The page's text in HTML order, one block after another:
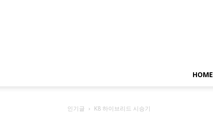
HOME
인기글 K8 하이브리드 시승기